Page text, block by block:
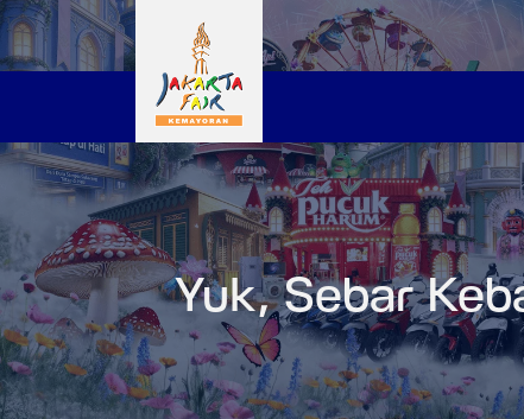
Yuk, Sebar